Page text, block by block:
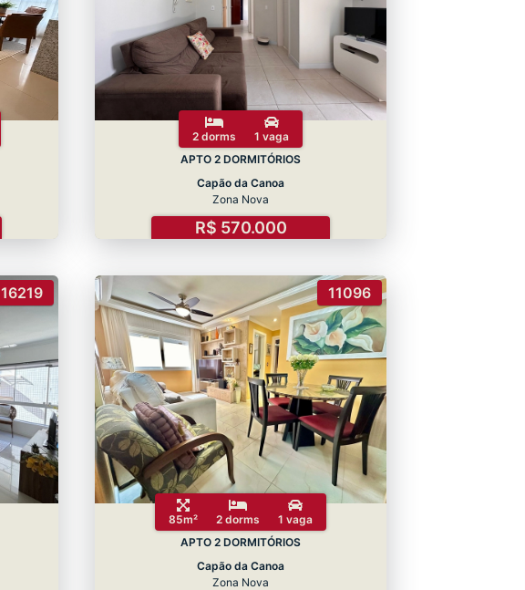
2 dorms
1 vaga
APTO 2 DORMITÓRIOS
Capão da Canoa
Zona Nova
R$ 570.000
16219 11096
85m² 2 dorms
1 vaga
APTO 2 DORMITÓRIOS
Capão da Canoa
Zona Nova